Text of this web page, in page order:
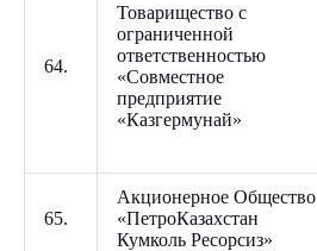
64.
Товарищество с
ограниченной
ответственностью
«Совместное
предприятие
«Казгермунай»
65.
Акционерное Общество
«ПетроКазахстан
Кумколь Ресорсиз»